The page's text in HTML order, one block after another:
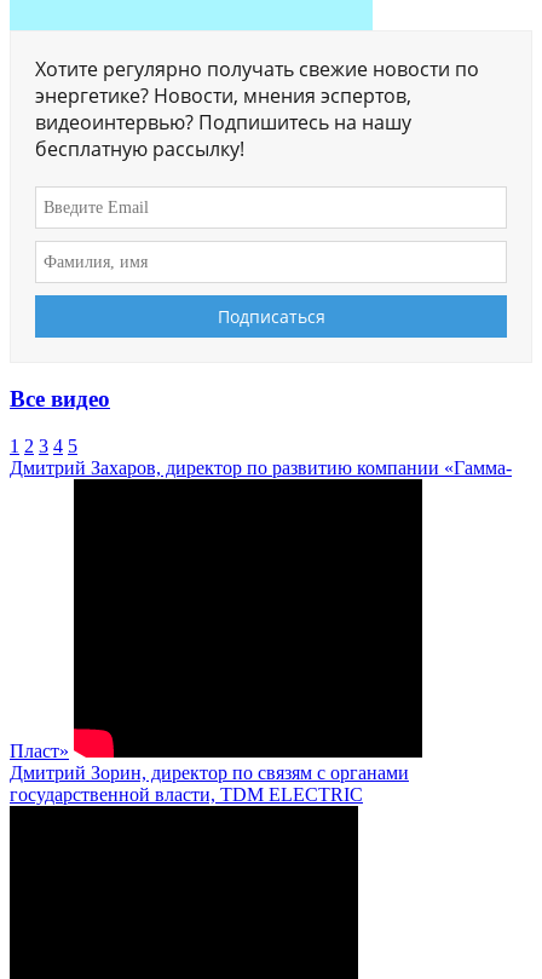
Хотите регулярно получать свежие новости по
энергетике? Новости, мнения эспертов,
видеоинтервью? Подпишитесь на нашу
бесплатную рассылку!
Все видео
1 2 3 4 5
Дмитрий Захаров, директор по развитию компании «Гамма-
Пласт»
Дмитрий Зорин, директор по связям с органами
государственной власти, TDM ELECTRIC